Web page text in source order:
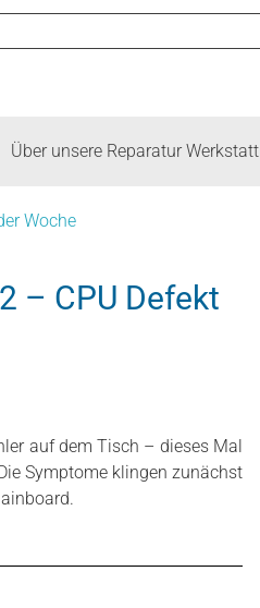
Über unsere Reparatur Werkstatt
Woche
– CPU Defekt
auf dem Tisch – dieses Mal
Symptome klingen zunächst